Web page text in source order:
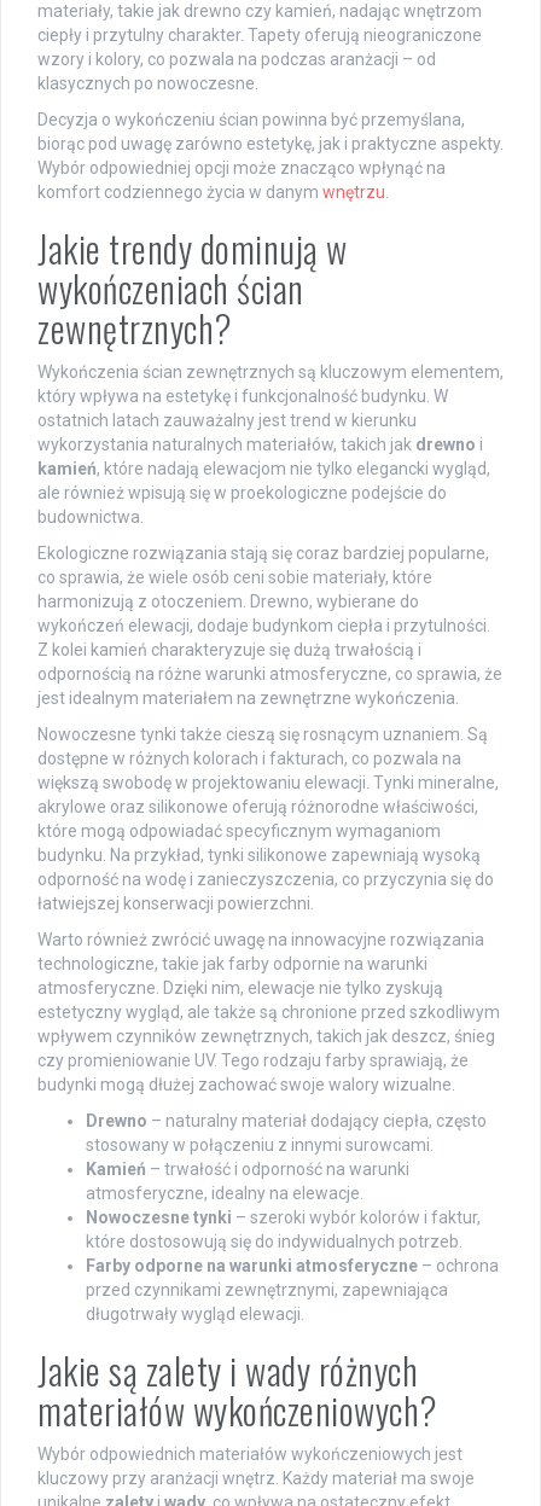
materiały, takie jak drewno czy kamień, nadając wnętrzom
ciepły i przytulny charakter. Tapety oferują nieograniczone
wzory i kolory, co pozwala na podczas aranżacji – od
klasycznych po nowoczesne.
Decyzja o wykończeniu ścian powinna być przemyślana,
biorąc pod uwagę zarówno estetykę, jak i praktyczne aspekty.
Wybór odpowiedniej opcji może znacząco wpłynąć na
komfort codziennego życia w danym wnętrzu.
Jakie trendy dominują w
wykończeniach ścian
zewnętrznych?
Wykończenia ścian zewnętrznych są kluczowym elementem,
który wpływa na estetykę i funkcjonalność budynku. W
ostatnich latach zauważalny jest trend w kierunku
wykorzystania naturalnych materiałów, takich jak drewno i
kamień, które nadają elewacjom nie tylko elegancki wygląd,
ale również wpisują się w proekologiczne podejście do
budownictwa.
Ekologiczne rozwiązania stają się coraz bardziej popularne,
co sprawia, że wiele osób ceni sobie materiały, które
harmonizują z otoczeniem. Drewno, wybierane do
wykończeń elewacji, dodaje budynkom ciepła i przytulności.
Z kolei kamień charakteryzuje się dużą trwałością i
odpornością na różne warunki atmosferyczne, co sprawia, że
jest idealnym materiałem na zewnętrzne wykończenia.
Nowoczesne tynki także cieszą się rosnącym uznaniem. Są
dostępne w różnych kolorach i fakturach, co pozwala na
większą swobodę w projektowaniu elewacji. Tynki mineralne,
akrylowe oraz silikonowe oferują różnorodne właściwości,
które mogą odpowiadać specyficznym wymaganiom
budynku. Na przykład, tynki silikonowe zapewniają wysoką
odporność na wodę i zanieczyszczenia, co przyczynia się do
łatwiejszej konserwacji powierzchni.
Warto również zwrócić uwagę na innowacyjne rozwiązania
technologiczne, takie jak farby odpornie na warunki
atmosferyczne. Dzięki nim, elewacje nie tylko zyskują
estetyczny wygląd, ale także są chronione przed szkodliwym
wpływem czynników zewnętrznych, takich jak deszcz, śnieg
czy promieniowanie UV. Tego rodzaju farby sprawiają, że
budynki mogą dłużej zachować swoje walory wizualne.
Drewno – naturalny materiał dodający ciepła, często
stosowany w połączeniu z innymi surowcami.
Kamień – trwałość i odporność na warunki
atmosferyczne, idealny na elewacje.
Nowoczesne tynki – szeroki wybór kolorów i faktur,
które dostosowują się do indywidualnych potrzeb.
Farby odporne na warunki atmosferyczne – ochrona
przed czynnikami zewnętrznymi, zapewniająca
długotrwały wygląd elewacji.
Jakie są zalety i wady różnych
materiałów wykończeniowych?
Wybór odpowiednich materiałów wykończeniowych jest
kluczowy przy aranżacji wnętrz. Każdy materiał ma swoje